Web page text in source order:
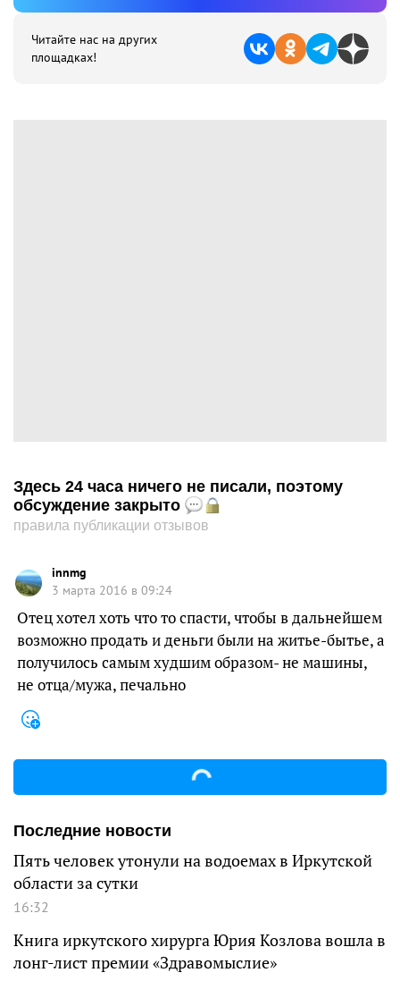
Читайте нас на других
площадках!
Здесь 24 часа ничего не писали, поэтому
обсуждение закрыто
правила публикации отзывов
innmg
3 марта 2016 в 09:24
Отец хотел хоть что то спасти, чтобы в дальнейшем
возможно продать и деньги были на житье-бытье, а
получилось самым худшим образом- не машины,
не отца/мужа, печально
Последние новости
Пять человек утонули на водоемах в Иркутской
области за сутки
16:32
Книга иркутского хирурга Юрия Козлова вошла в
лонг-лист премии «Здравомыслие»